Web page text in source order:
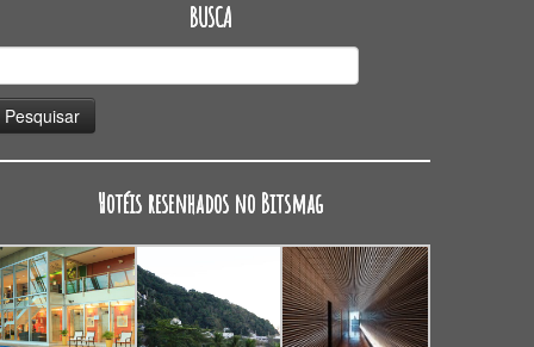
BUSCA
Hotéis resenhados no Bitsmag